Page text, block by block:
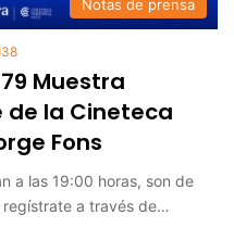
Notas de prensa
Muestra
de la Cineteca
Fons
a las 19:00 horas, son de
a través de…